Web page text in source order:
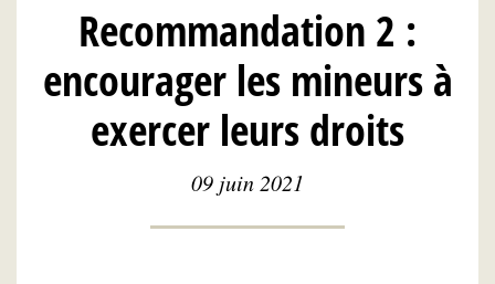
L
Recommandation 2 :
encourager les mineurs à
exercer leurs droits
09 juin 2021